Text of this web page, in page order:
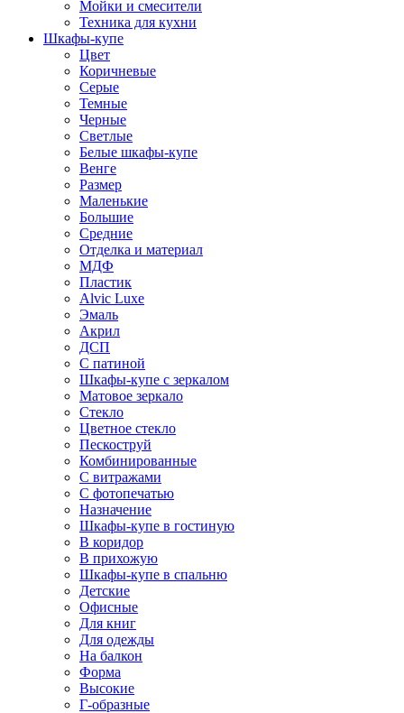
Мойки и смесители
Техника для кухни
Шкафы-купе
Цвет
Коричневые
Серые
Темные
Черные
Светлые
Белые шкафы-купе
Венге
Размер
Маленькие
Большие
Средние
Отделка и материал
МДФ
Пластик
Alvic Luxe
Эмаль
Акрил
ДСП
С патиной
Шкафы-купе с зеркалом
Матовое зеркало
Стекло
Цветное стекло
Пескоструй
Комбинированные
С витражами
С фотопечатью
Назначение
Шкафы-купе в гостиную
В коридор
В прихожую
Шкафы-купе в спальню
Детские
Офисные
Для книг
Для одежды
На балкон
Форма
Высокие
Г-образные